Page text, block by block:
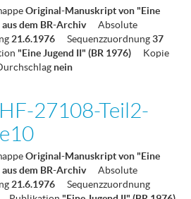
Original-Manuskript von "Eine
aus dem BR-Archiv
Absolute
21.6.1976 Sequenzzuordnung37
"Eine Jugend II" (BR 1976)
Kopie
nein
27108-Teil2-
Original-Manuskript von "Eine
aus dem BR-Archiv
Absolute
21.6.1976
Sequenzzuordnung